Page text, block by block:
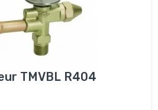
TMVBL R404